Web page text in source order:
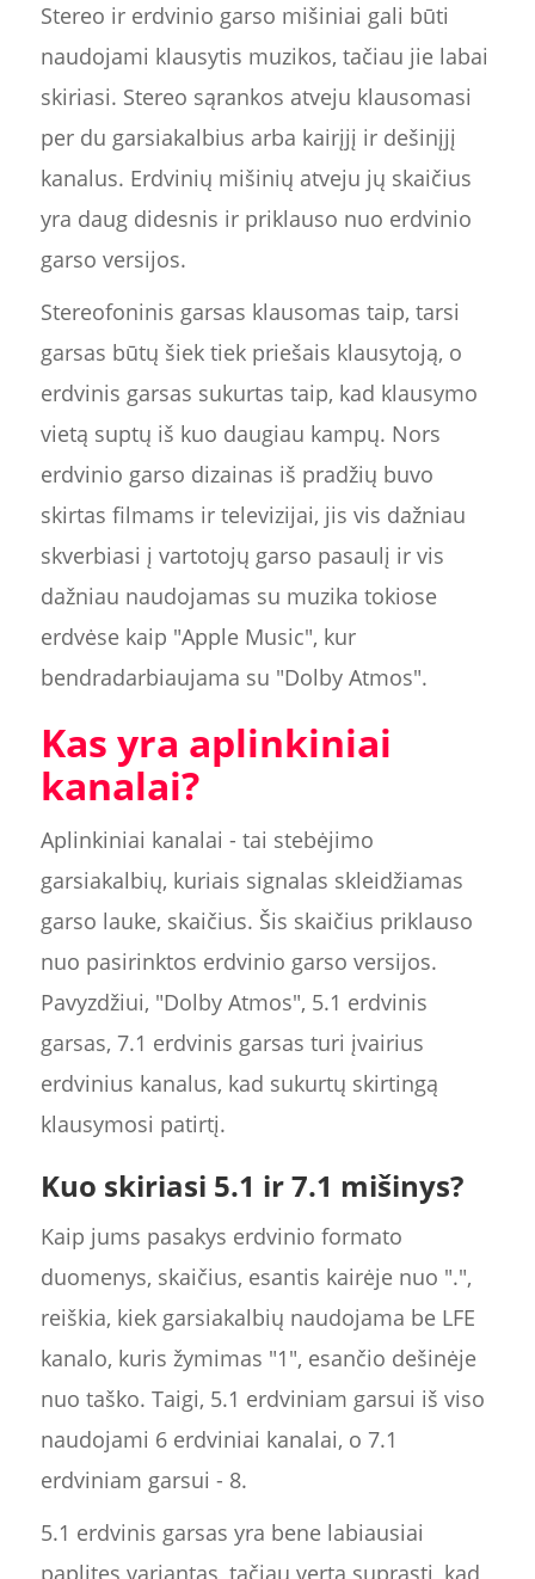
Stereo ir erdvinio garso mišiniai gali būti
naudojami klausytis muzikos, tačiau jie labai
skiriasi. Stereo sąrankos atveju klausomasi
per du garsiakalbius arba kairįjį ir dešinįjį
kanalus. Erdvinių mišinių atveju jų skaičius
yra daug didesnis ir priklauso nuo erdvinio
garso versijos.
Stereofoninis garsas klausomas taip, tarsi
garsas būtų šiek tiek priešais klausytoją, o
erdvinis garsas sukurtas taip, kad klausymo
vietą suptų iš kuo daugiau kampų. Nors
erdvinio garso dizainas iš pradžių buvo
skirtas filmams ir televizijai, jis vis dažniau
skverbiasi į vartotojų garso pasaulį ir vis
dažniau naudojamas su muzika tokiose
erdvėse kaip "Apple Music", kur
bendradarbiaujama su "Dolby Atmos".
Kas yra aplinkiniai
kanalai?
Aplinkiniai kanalai - tai stebėjimo
garsiakalbių, kuriais signalas skleidžiamas
garso lauke, skaičius. Šis skaičius priklauso
nuo pasirinktos erdvinio garso versijos.
Pavyzdžiui, "Dolby Atmos", 5.1 erdvinis
garsas, 7.1 erdvinis garsas turi įvairius
erdvinius kanalus, kad sukurtų skirtingą
klausymosi patirtį.
Kuo skiriasi 5.1 ir 7.1 mišinys?
Kaip jums pasakys erdvinio formato
duomenys, skaičius, esantis kairėje nuo ".",
reiškia, kiek garsiakalbių naudojama be LFE
kanalo, kuris žymimas "1", esančio dešinėje
nuo taško. Taigi, 5.1 erdviniam garsui iš viso
naudojami 6 erdviniai kanalai, o 7.1
erdviniam garsui - 8.
5.1 erdvinis garsas yra bene labiausiai